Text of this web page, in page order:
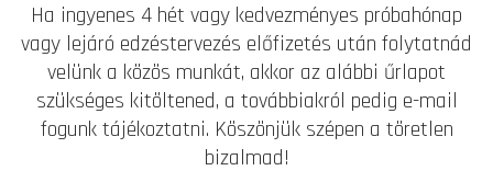
Ha ingyenes 4 hét vagy kedvezményes próbahónap
vagy lejáró edzéstervezés előfizetés után folytatnád
velünk a közös munkát, akkor az alábbi űrlapot
szükséges kitöltened, a továbbiakról pedig e-mail
fogunk tájékoztatni. Köszönjük szépen a töretlen
bizalmad!